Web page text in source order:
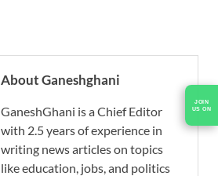
JOIN
US ON
About Ganeshghani
GaneshGhani is a Chief Editor
with 2.5 years of experience in
writing news articles on topics
like education, jobs, and politics